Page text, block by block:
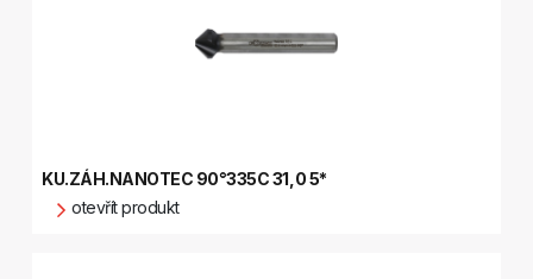
KU.ZÁH.NANOTEC 90°335C 31,0 5*
otevřít produkt